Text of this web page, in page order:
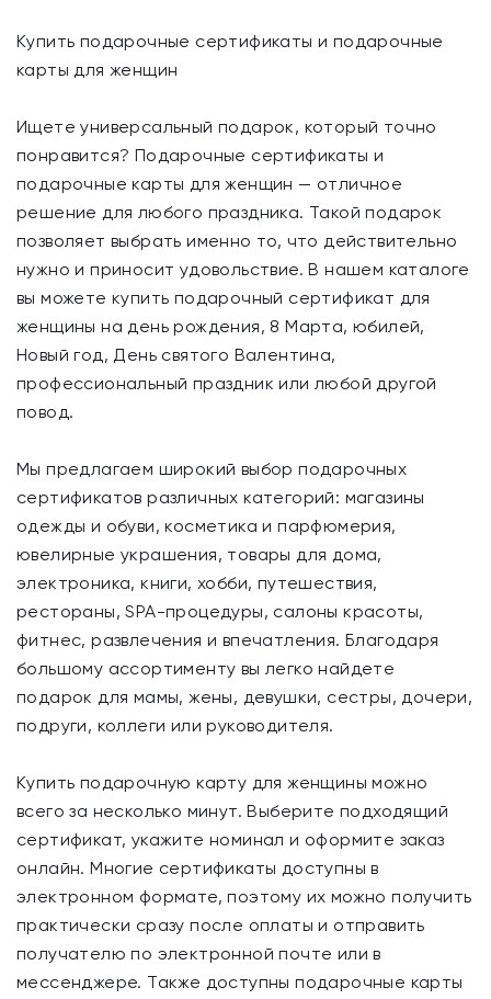
Купить подарочные сертификаты и подарочные
карты для женщин
Ищете универсальный подарок, который точно
понравится? Подарочные сертификаты и
подарочные карты для женщин — отличное
решение для любого праздника. Такой подарок
позволяет выбрать именно то, что действительно
нужно и приносит удовольствие. В нашем каталоге
вы можете купить подарочный сертификат для
женщины на день рождения, 8 Марта, юбилей,
Новый год, День святого Валентина,
профессиональный праздник или любой другой
повод.
Мы предлагаем широкий выбор подарочных
сертификатов различных категорий: магазины
одежды и обуви, косметика и парфюмерия,
ювелирные украшения, товары для дома,
электроника, книги, хобби, путешествия,
рестораны, SPA-процедуры, салоны красоты,
фитнес, развлечения и впечатления. Благодаря
большому ассортименту вы легко найдете
подарок для мамы, жены, девушки, сестры, дочери,
подруги, коллеги или руководителя.
Купить подарочную карту для женщины можно
всего за несколько минут. Выберите подходящий
сертификат, укажите номинал и оформите заказ
онлайн. Многие сертификаты доступны в
электронном формате, поэтому их можно получить
практически сразу после оплаты и отправить
получателю по электронной почте или в
мессенджере. Также доступны подарочные карты